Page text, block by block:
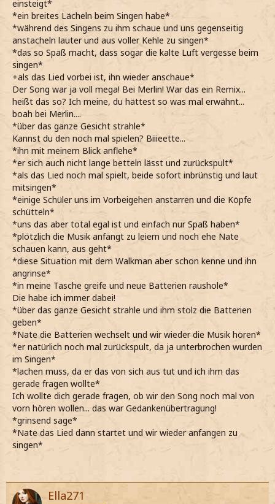
einsteigt*
*ein breites Lächeln beim Singen habe*
*während des Singens zu ihm schaue und uns gegenseitig
anstacheln lauter und aus voller Kehle zu singen*
*das so Spaß macht, dass sogar die kalte Luft vergesse beim
singen*
+als das Lied vorbei ist, ihn wieder anschaue*
Der Song war ja voll mega! Bei Merlin! War das ein Remix...
heißt das so? Ich meine, du hättest so was mal erwähnt...
boah bei Merlin....
*über das ganze Gesicht strahle*
Kannst du den noch mal spielen? Biiieette...
*ihn mit meinem Blick anflehe*
*er sich auch nicht lange betteln lässt und zurückspult*
*als das Lied noch mal spielt, beide sofort inbrünstig und laut
mitsingen*
*einige Schüler uns im Vorbeigehen anstarren und die Köpfe
schütteln*
*uns das aber total egal ist und einfach nur Spaß haben*
*plötzlich die Musik anfängt zu leiern und noch ehe Nate
schauen kann, aus geht*
*diese Situation mit dem Walkman aber schon kenne und ihn
angrinse*
*in meine Tasche greife und neue Batterien raushole*
Die habe ich immer dabei!
*über das ganze Gesicht strahle und ihm stolz die Batterien
geben*
*Nate die Batterien wechselt und wir wieder die Musik hören*
*er natürlich noch mal zurückspult, da ja unterbrochen wurden
im Singen*
*lachen muss, da er das von sich aus tut und ich ihm das
gerade fragen wollte*
Ich wollte dich gerade fragen, ob wir den Song noch mal von
vorn hören wollen... das war Gedankenübertragung!
*grinsend sage*
*Nate das Lied dann startet und wir wieder anfangen zu
singen*
Ella271